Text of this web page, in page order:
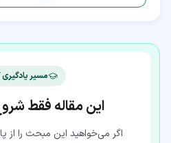
مسیر یادگیری
این مقاله فقط
اگر می‌خواهید این مبحث را از